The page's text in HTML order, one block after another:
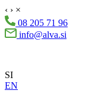
‹ › ×
08 205 71 96
info@alva.si
SI
EN